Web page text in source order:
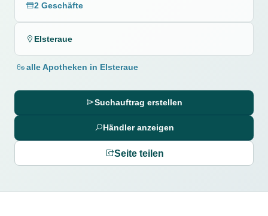
2 Geschäfte
Elsteraue
alle Apotheken in Elsteraue
Suchauftrag erstellen
Händler anzeigen
Seite teilen